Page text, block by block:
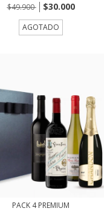
$49.900
$30.000
AGOTADO
PACK 4 PREMIUM